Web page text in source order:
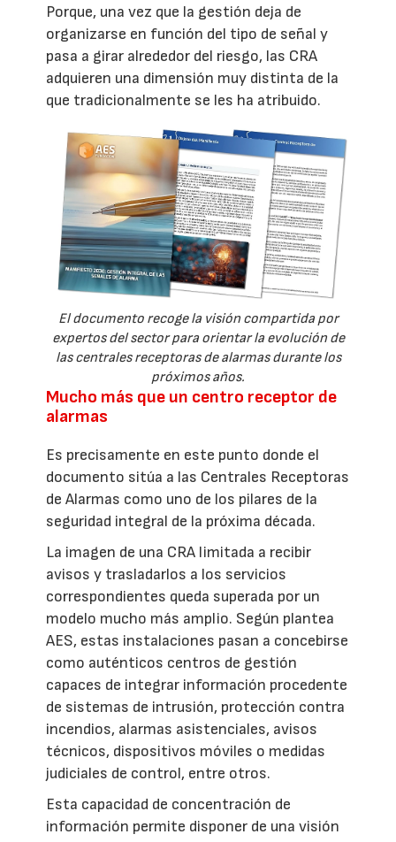
Porque, una vez que la gestión deja de
organizarse en función del tipo de señal y
pasa a girar alrededor del riesgo, las CRA
adquieren una dimensión muy distinta de la
que tradicionalmente se les ha atribuido.
El documento recoge la visión compartida por
expertos del sector para orientar la evolución de
las centrales receptoras de alarmas durante los
próximos años.
Mucho más que un centro receptor de
alarmas
Es precisamente en este punto donde el
documento sitúa a las Centrales Receptoras
de Alarmas como uno de los pilares de la
seguridad integral de la próxima década.
La imagen de una CRA limitada a recibir
avisos y trasladarlos a los servicios
correspondientes queda superada por un
modelo mucho más amplio. Según plantea
AES, estas instalaciones pasan a concebirse
como auténticos centros de gestión
capaces de integrar información procedente
de sistemas de intrusión, protección contra
incendios, alarmas asistenciales, avisos
técnicos, dispositivos móviles o medidas
judiciales de control, entre otros.
Esta capacidad de concentración de
información permite disponer de una visión